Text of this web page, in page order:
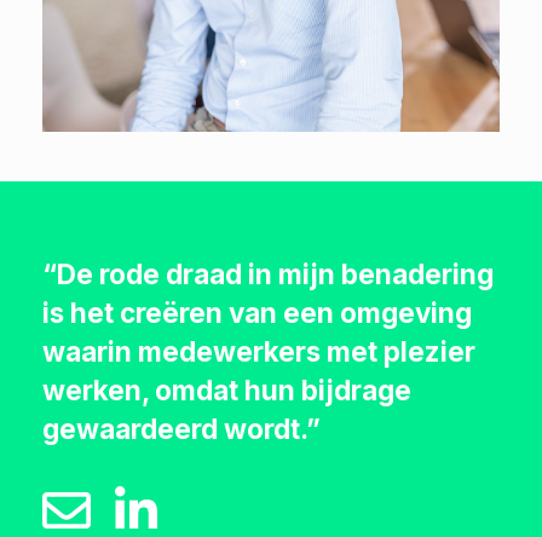
“De rode draad in mijn benadering
is het creëren van een omgeving
waarin medewerkers met plezier
werken, omdat hun bijdrage
gewaardeerd wordt.”